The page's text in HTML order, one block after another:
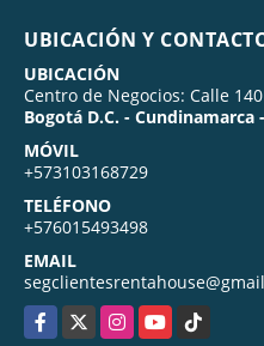
UBICACIÓN Y
UBICACIÓN
Centro de Negocios: Calle
Bogotá D.C. - Cundinamarca
MÓVIL
+573103168729
TELÉFONO
+576015493498
EMAIL
Facebook
X InstagramYouTubeTikTok